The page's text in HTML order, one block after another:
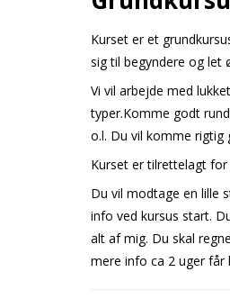
Kurset er et
sig til begyndere og let
Vi vil arbejde med
typer.Komme godt
o.l. Du vil komme rigtig
Kurset er tilrettelagt
Du vil modtage en lille
info ved kursus start.
alt af mig. Du skal
mere info ca 2 uger får